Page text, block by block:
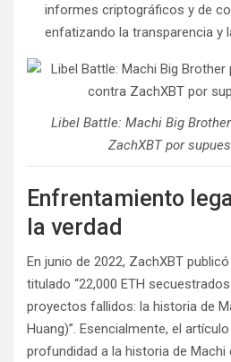
informes criptográficos y de
enfatizando la transparencia y
Libel Battle: Machi Big
ZachXBT por
Enfrentamiento
la verdad
En junio de 2022, ZachXBT
titulado “22,000 ETH
proyectos fallidos: la historia de
Huang)”. Esencialmente, el
profundidad a la historia de Machi